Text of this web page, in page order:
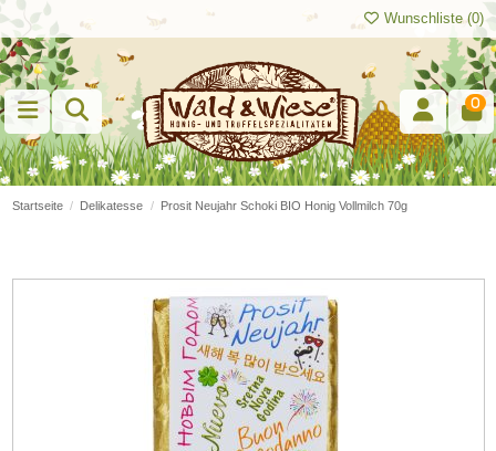
Wunschliste (0)
0
Startseite Delikatesse Prosit Neujahr Schoki BIO Honig Vollmilch 70g